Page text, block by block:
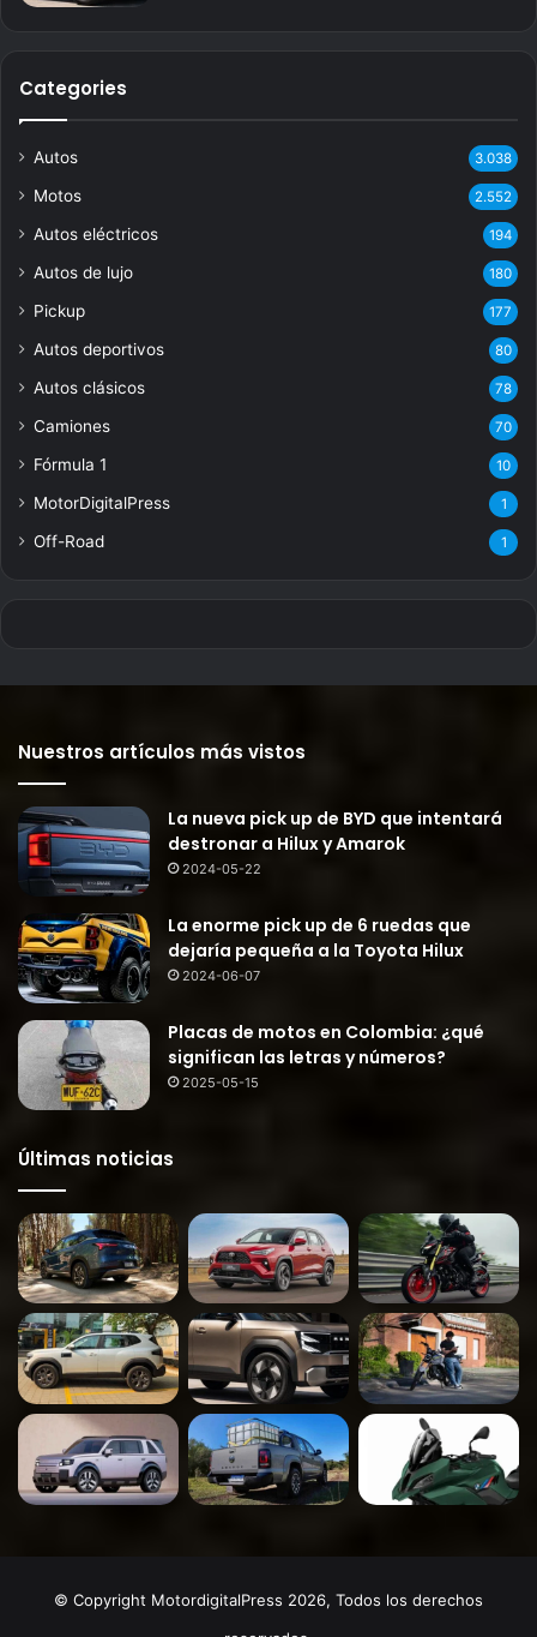
Categories
Autos 3.038
Motos 2.552
Autos eléctricos 194
Autos de lujo 180
Pickup 177
Autos deportivos 80
Autos clásicos 78
Camiones 70
Fórmula 1 10
MotorDigitalPress 1
Off-Road 1
Nuestros artículos más vistos
La nueva pick up de BYD que intentará
destronar a Hilux y Amarok
2024-05-22
La enorme pick up de 6 ruedas que
dejaría pequeña a la Toyota Hilux
2024-06-07
Placas de motos en Colombia: ¿qué
significan las letras y números?
2025-05-15
Últimas noticias
© Copyright MotordigitalPress 2026, Todos los derechos